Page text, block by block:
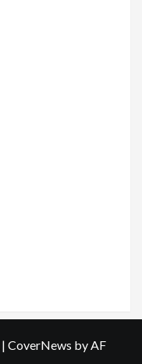
| CoverNews by AF